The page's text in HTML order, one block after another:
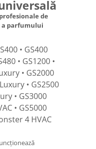
de
a parfumului
• GS400
• GS1200 •
• GS2000
• GS2500
• GS3000
• GS5000
4 HVAC